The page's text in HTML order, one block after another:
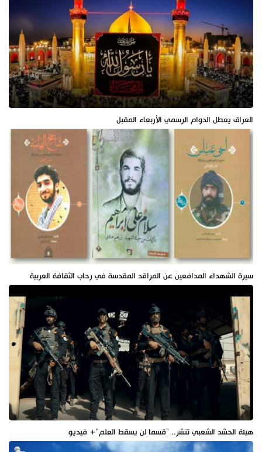
العراق يعطل الدوام الرسمي الأربعاء المقبل
سيرة الشهداء المدافعين عن المراقد المقدسة في رحاب الثقافة العربية
هيئة الحشد الشعبي تنشر.. "قسما لن يسقط العلم"+ فيديو